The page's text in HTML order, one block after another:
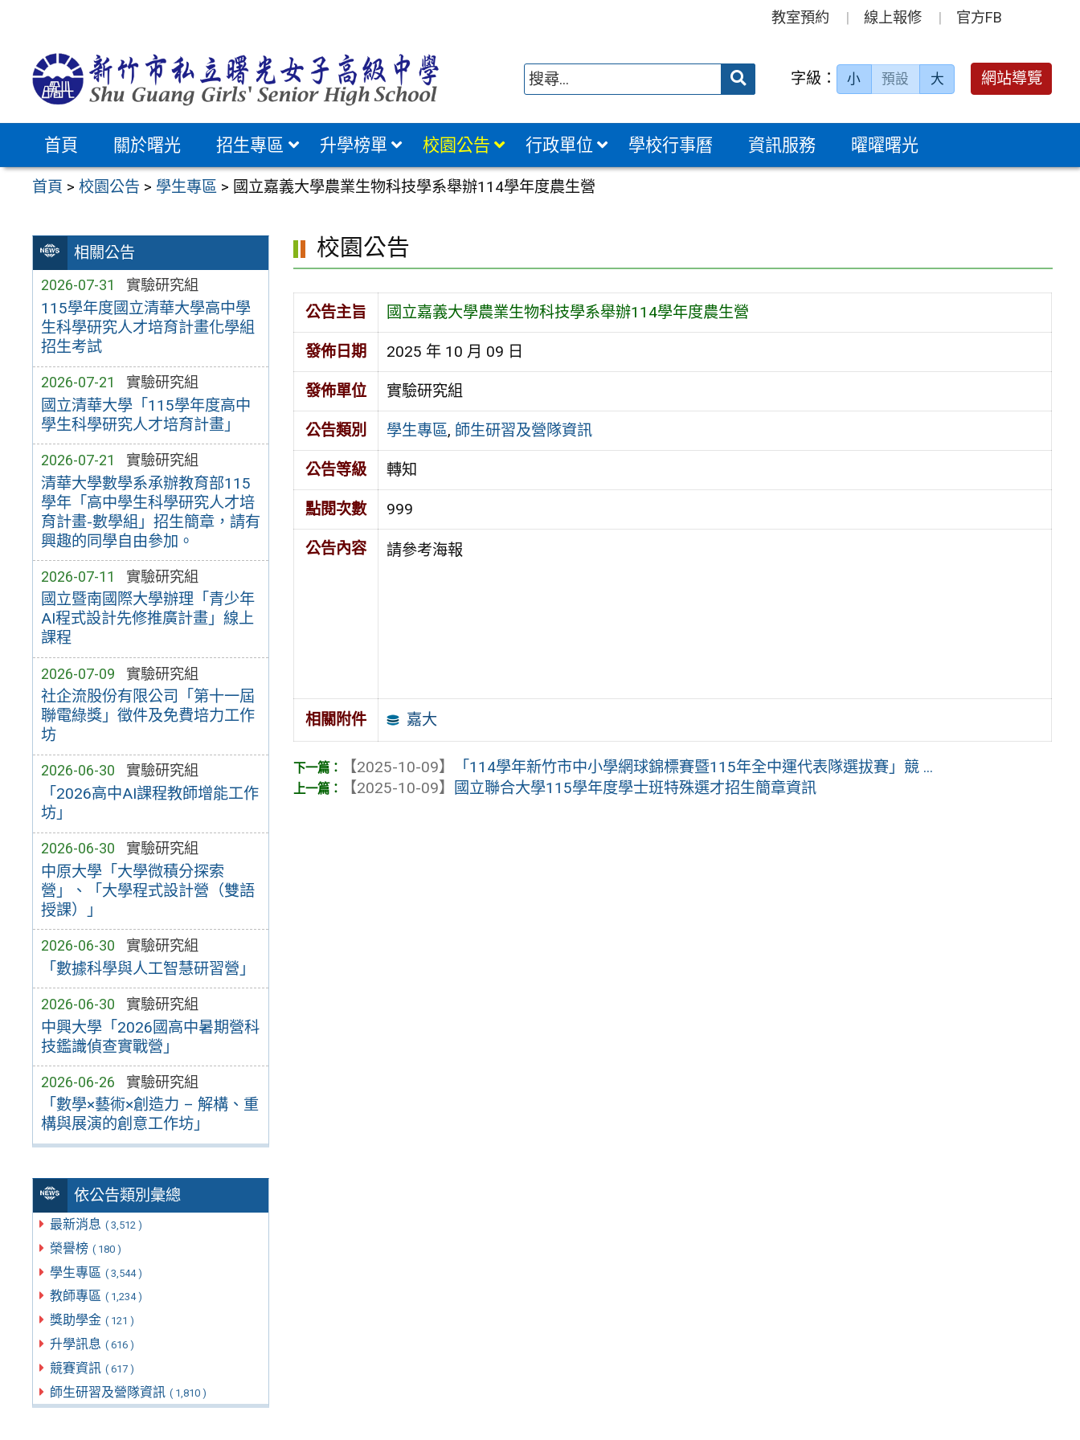
教室預約 線上報修 官方FB
送出 字級： 小 預設 大 網站導覽
首頁 關於曙光 招生專區 升學榜單 校園公告 行政單位 學校行事曆 資訊服務 曜曜曙光
首頁 >校園公告 > 學生專區 > 國立嘉義大學農業生物科技學系舉辦114學年度農生營
相關公告
2026-07-31 實驗研究組
115學年度國立清華大學高中學
生科學研究人才培育計畫化學組
招生考試
2026-07-21 實驗研究組
國立清華大學「115學年度高中
學生科學研究人才培育計畫」
2026-07-21 實驗研究組
清華大學數學系承辦教育部115
學年「高中學生科學研究人才培
育計畫-數學組」招生簡章，請有
興趣的同學自由參加。
2026-07-11 實驗研究組
國立暨南國際大學辦理「青少年
AI程式設計先修推廣計畫」線上
課程
2026-07-09 實驗研究組
社企流股份有限公司「第十一屆
聯電綠獎」徵件及免費培力工作
坊
2026-06-30 實驗研究組
「2026高中AI課程教師增能工作
坊」
2026-06-30 實驗研究組
中原大學「大學微積分探索
營」、「大學程式設計營（雙語
授課）」
2026-06-30 實驗研究組
「數據科學與人工智慧研習營」
2026-06-30 實驗研究組
中興大學「2026國高中暑期營科
技鑑識偵查實戰營」
2026-06-26 實驗研究組
「數學×藝術×創造力 – 解構、重
構與展演的創意工作坊」
依公告類別彙總
最新消息 ( 3,512 )
榮譽榜 ( 180 )
學生專區 ( 3,544 )
教師專區 ( 1,234 )
獎助學金 ( 121 )
升學訊息 ( 616 )
競賽資訊 ( 617 )
師生研習及營隊資訊 ( 1,810 )
校園公告
公告主旨 國立嘉義大學農業生物科技學系舉辦114學年度農生營
發佈日期 2025 年 10 月 09 日
發佈單位 實驗研究組
公告類別 學生專區, 師生研習及營隊資訊
公告等級 轉知
點閱次數 999
公告內容 請參考海報
相關附件 嘉大
【2025-10-09】
「114學年新竹市中小學網球錦標賽暨115年全中運代表隊選拔賽」競 ...
【2025-10-09】
國立聯合大學115學年度學士班特殊選才招生簡章資訊